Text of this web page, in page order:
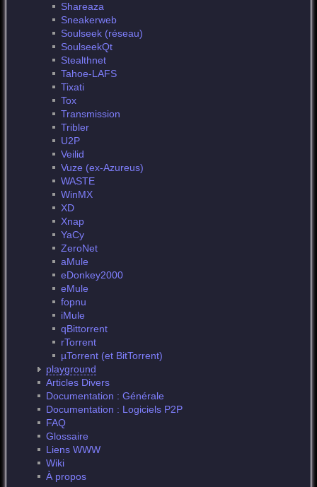
Shareaza
Sneakerweb
Soulseek (réseau)
SoulseekQt
Stealthnet
Tahoe-LAFS
Tixati
Tox
Transmission
Tribler
U2P
Veilid
Vuze (ex-Azureus)
WASTE
WinMX
XD
Xnap
YaCy
ZeroNet
aMule
eDonkey2000
eMule
fopnu
iMule
qBittorrent
rTorrent
µTorrent (et BitTorrent)
playground
Articles Divers
Documentation : Générale
Documentation : Logiciels P2P
FAQ
Glossaire
Liens WWW
Wiki
À propos